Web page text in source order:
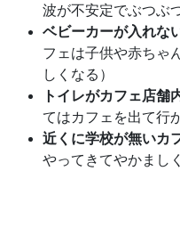
波が不安定でぶつぶ
ベビーカーが入れな
フェは子供や赤ちゃ
しくなる）
トイレがカフェ店舗
てはカフェを出て行
近くに学校が無いカ
やってきてやかまし